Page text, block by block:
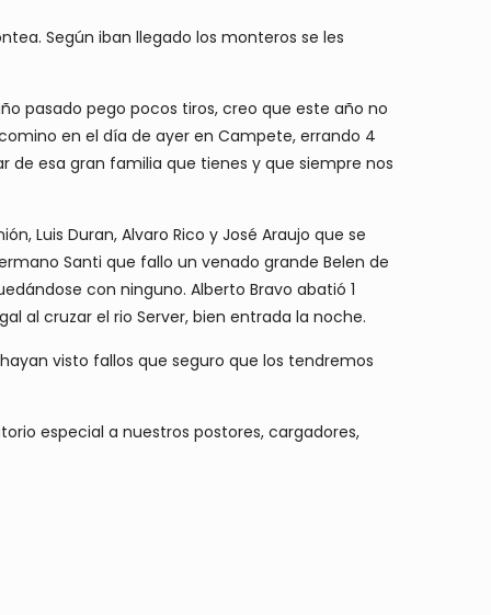
Según iban llegado los monteros se les
pasado pego pocos tiros, creo que este año no
en el día de ayer en Campete, errando 4
de esa gran familia que tienes y que siempre nos
Luis Duran, Alvaro Rico y José Araujo que se
Santi que fallo un venado grande Belen de
con ninguno. Alberto Bravo abatió 1
al cruzar el rio Server, bien entrada la noche.
visto fallos que seguro que los tendremos
especial a nuestros postores, cargadores,